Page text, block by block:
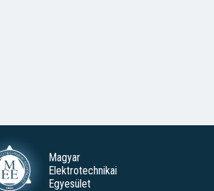
Magyar
Elektrotechnikai
Egyesület